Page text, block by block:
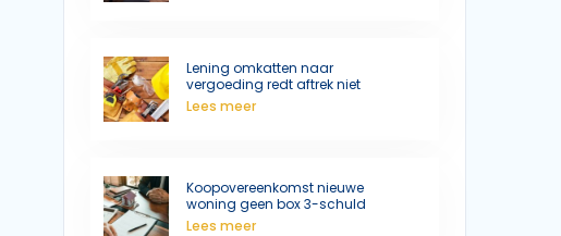
Lening omkatten naar
vergoeding redt aftrek niet
Lees meer
Koopovereenkomst nieuwe
woning geen box 3-schuld
Lees meer